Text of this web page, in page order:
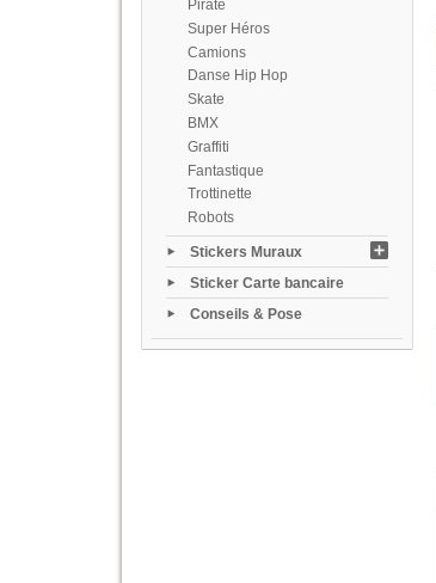
Pirate
Super Héros
Camions
Danse Hip Hop
Skate
BMX
Graffiti
Fantastique
Trottinette
Robots
Stickers Muraux
Sticker Carte bancaire
Conseils & Pose